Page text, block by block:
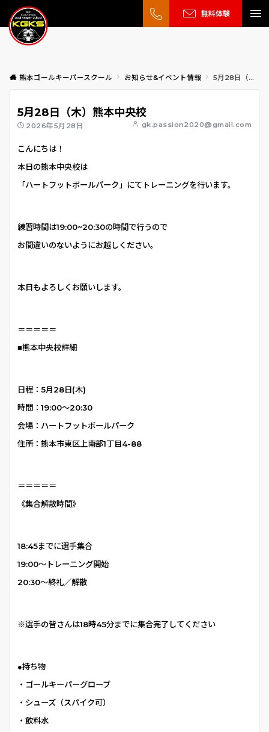
無料体験
熊本ゴールキーパースクール お知らせ&イベント情報 5月28日（木）熊本中央校
5月28日（木）熊本中央校
2026年5月28日 gk.passion2020@gmail.com
こんにちは！
本日の熊本中央校は
「ハートフットボールパーク」にてトレーニングを行います。
練習時間は19:00~20:30の時間で行うので
お間違いのないようにお越しください。
本日もよろしくお願いします。
＝＝＝＝＝
■熊本中央校詳細
日程：5月28日(木)
時間：19:00〜20:30
会場：ハートフットボールパーク
住所：熊本市東区上南部1丁目4-88
＝＝＝＝＝
《集合解散時間》
18:45までに選手集合
19:00〜トレーニング開始
20:30〜終礼／解散
※選手の皆さんは18時45分までに集合完了してください
●持ち物
・ゴールキーパーグローブ
・シューズ（スパイク可）
・飲料水